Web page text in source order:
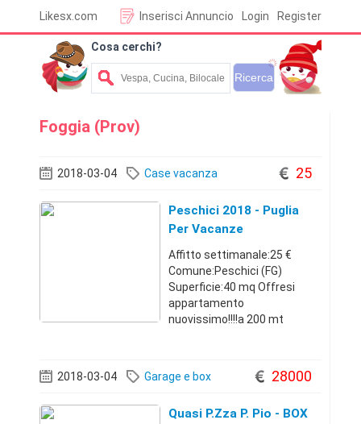
Likesx.com Login Register
Inserisci Annuncio
Cosa cerchi?
Foggia (Prov)
2018-03-04 Case vacanza 25
Peschici 2018 - Puglia
Per Vacanze
Affitto settimanale:25 €
Comune:Peschici (FG)
Superficie:40 mq Offresi
appartamento
nuovissimo!!!!a 200 mt
il paese..no animali... No
agenzie, no
vacanze320683700025 €
2018-03-04 Garage e box 28000
Quasi P.zza P. Pio - BOX